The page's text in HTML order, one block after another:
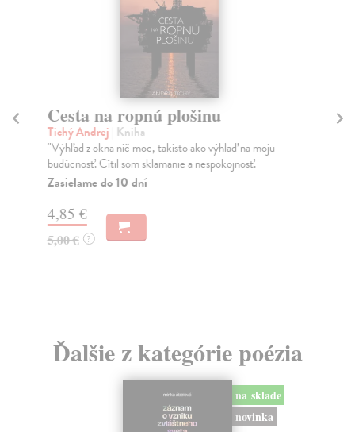
Cesta na ropnú plošinu
Tichý Andrej | Kniha
"Výhľad z okna nič moc, takisto ako výhlaď na moju
budúcnosť. Cítil som sklamanie a nespokojnosť.
Zasielame do 10 dní
4,85 €
5,00 € ?
Ďalšie z kategórie poézia
na sklade
novinka